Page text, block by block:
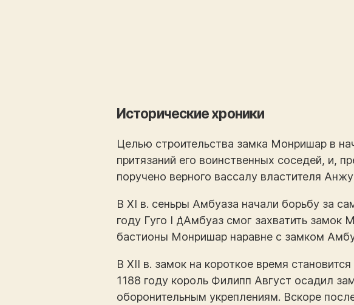
Исторические хроники
Целью строительства замка Монришар в
притязаний его воинственных соседей, и,
поручено верного вассалу властителя
В XI в. сеньры Амбуаза начали борьбу за
году Гуго I д͗Амбуаз смог захватить замок
бастионы Монришар наравне с замком
В XII в. замок на короткое время
1188 году король Филипп Август осадил
оборонительным укреплениям. Вскоре